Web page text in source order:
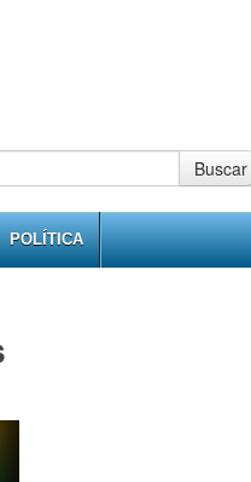
Buscar
POLÍTICA